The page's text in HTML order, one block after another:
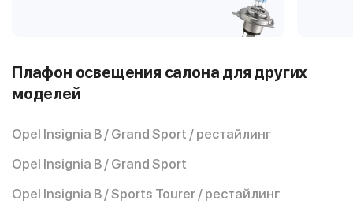
Плафон освещения салона для других
моделей
Opel Insignia B / Grand Sport / рестайлинг
Opel Insignia B / Grand Sport
Opel Insignia B / Sports Tourer / рестайлинг